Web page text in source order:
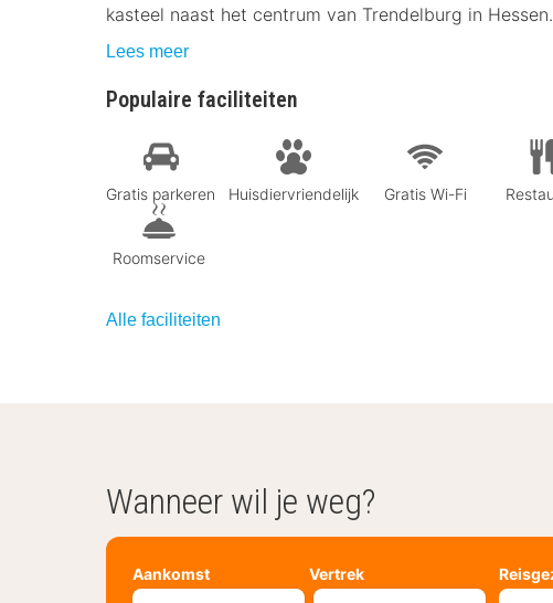
kasteel naast het centrum van Trendelburg in Hessen.
Lees meer
Populaire faciliteiten
Gratis parkeren Huisdiervriendelijk Gratis Wi-Fi
Roomservice
Alle faciliteiten
Wanneer wil je weg?
Aankomst Vertrek